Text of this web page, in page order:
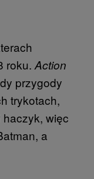
roku. Action
przygody
trykotach,
haczyk, więc
a